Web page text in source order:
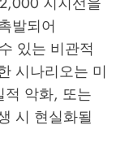
발되어
있는 비관적
시나리오는 미
적 악화, 또는
시 현실화될